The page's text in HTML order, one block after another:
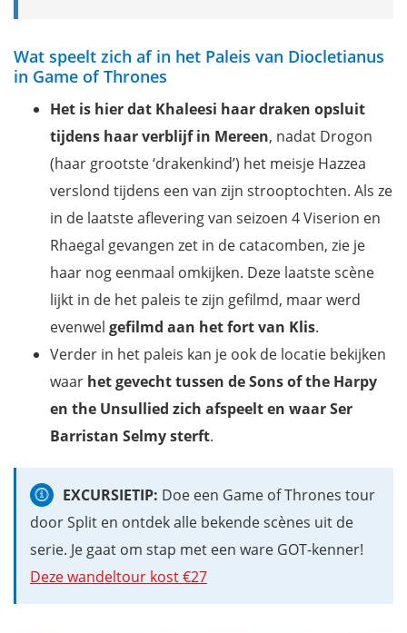
Wat speelt zich af in het Paleis van Diocletianus
in Game of Thrones
Het is hier dat Khaleesi haar draken opsluit
tijdens haar verblijf in Mereen, nadat Drogon
(haar grootste ‘drakenkind’) het meisje Hazzea
verslond tijdens een van zijn strooptochten. Als ze
in de laatste aflevering van seizoen 4 Viserion en
Rhaegal gevangen zet in de catacomben, zie je
haar nog eenmaal omkijken. Deze laatste scène
lijkt in de het paleis te zijn gefilmd, maar werd
evenwel gefilmd aan het fort van Klis.
Verder in het paleis kan je ook de locatie bekijken
waar het gevecht tussen de Sons of the Harpy
en the Unsullied zich afspeelt en waar Ser
Barristan Selmy sterft.
EXCURSIETIP: Doe een Game of Thrones tour
door Split en ontdek alle bekende scènes uit de
serie. Je gaat om stap met een ware GOT-kenner!
Deze wandeltour kost €27